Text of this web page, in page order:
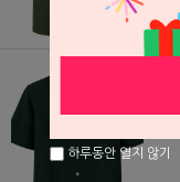
하루동안 열지 않기